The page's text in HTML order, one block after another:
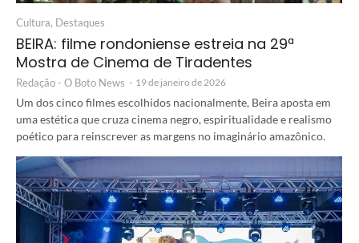
Cultura, Destaques
BEIRA: filme rondoniense estreia na 29ª
Mostra de Cinema de Tiradentes
Redação - O Boto News - 19 de janeiro de 2026
Um dos cinco filmes escolhidos nacionalmente, Beira aposta em
uma estética que cruza cinema negro, espiritualidade e realismo
poético para reinscrever as margens no imaginário amazônico.